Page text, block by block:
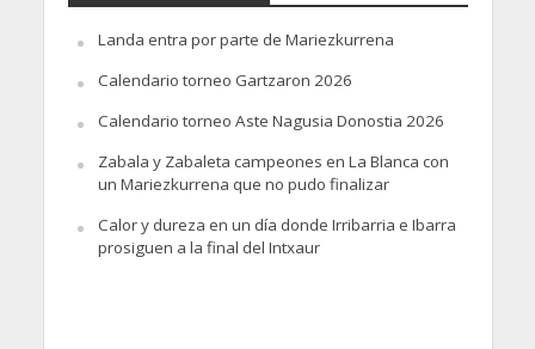
Landa entra por parte de Mariezkurrena
Calendario torneo Gartzaron 2026
Calendario torneo Aste Nagusia Donostia 2026
Zabala y Zabaleta campeones en La Blanca con
un Mariezkurrena que no pudo finalizar
Calor y dureza en un día donde Irribarria e Ibarra
prosiguen a la final del Intxaur